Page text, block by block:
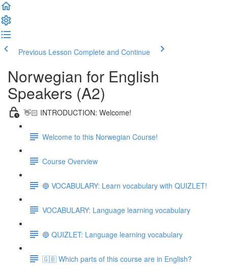
Previous Lesson Complete and Continue
Norwegian for English
Speakers (A2)
👋🏻 INTRODUCTION: Welcome!
Welcome to this Norwegian Course!
Course Overview
🔵 VOCABULARY: Learn vocabulary with QUIZLET!
VOCABULARY: Language learning vocabulary
🔵 QUIZLET: Language learning vocabulary
🇬🇧 Which parts of this course are in English?